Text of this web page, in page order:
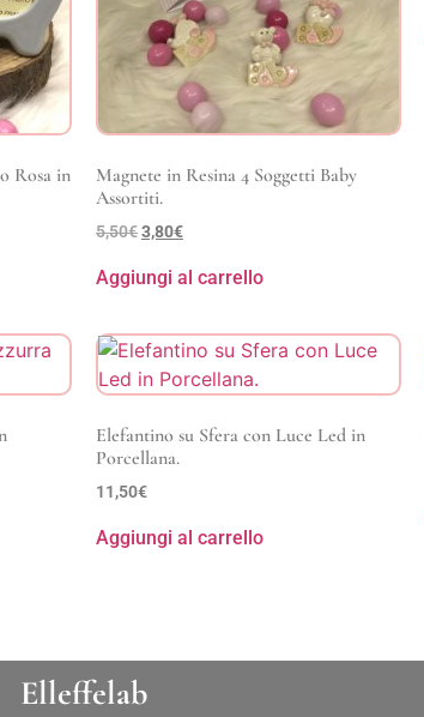
Rosa in
Magnete in Resina 4 Soggetti Baby
Assortiti.
5,50€3,80€
Aggiungi al carrello
Elefantino su Sfera con Luce Led in
Porcellana.
11,50€
Aggiungi al carrello
Elleffelab